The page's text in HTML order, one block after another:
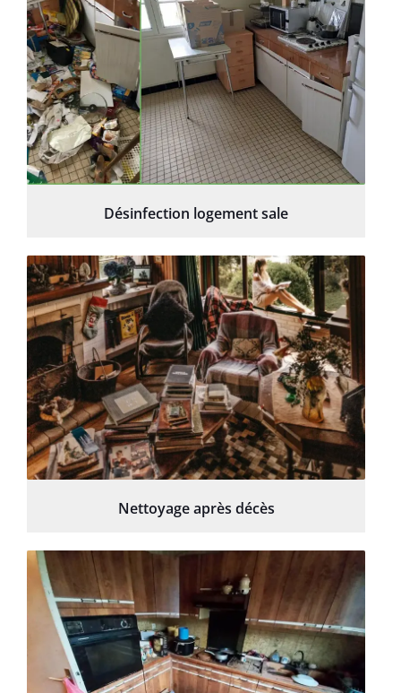
Désinfection logement sale
Nettoyage après décès